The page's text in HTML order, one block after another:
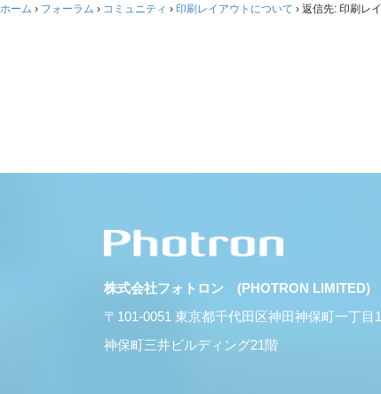
ホーム › フォーラム › コミュニティ › 印刷レイアウトについて › 返信先: 印刷レ
株式会社フォトロン (PHOTRON LIMITED)
〒101-0051 東京都千代田区神田神保町一丁目
神保町三井ビルディング21階